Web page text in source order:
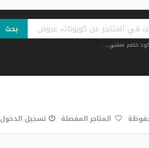
بحث
خصم نمشي,...
المتاجر المفضلة تسجيل الدخول